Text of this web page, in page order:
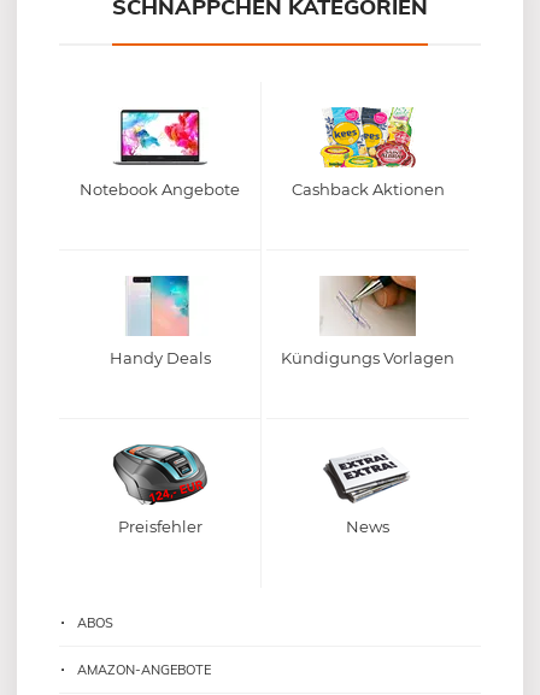
SCHNÄPPCHEN KATEGORIEN
Notebook Angebote Cashback Aktionen
Handy Deals Kündigungs Vorlagen
Preisfehler News
ABOS
AMAZON-ANGEBOTE